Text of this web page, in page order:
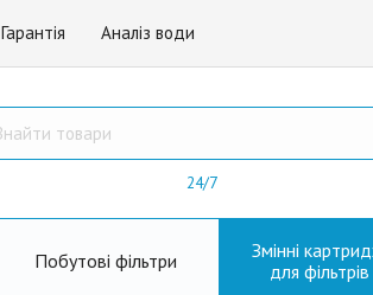
Гарантія Аналіз води
24/7
Побутові фільтри
Змінні
для фільтрів